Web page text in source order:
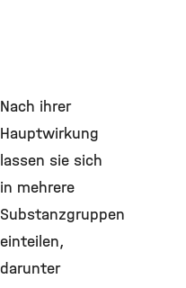
Nach ihrer
Hauptwirkung
lassen sie sich
in mehrere
Substanzgruppen
einteilen,
darunter